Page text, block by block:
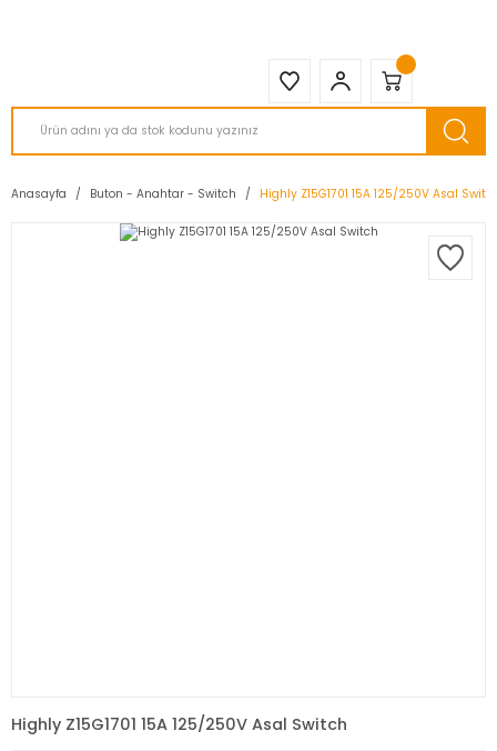
Anasayfa Buton - Anahtar - Switch Highly Z15G1701 15A 125/250V Asal
Highly Z15G1701 15A 125/250V Asal Switch